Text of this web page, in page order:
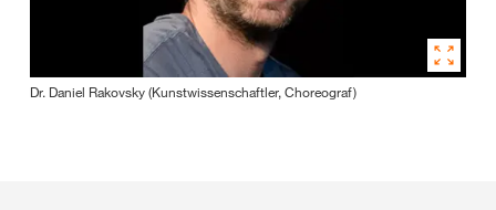
Dr. Daniel Rakovsky (Kunstwissenschaftler, Choreograf)